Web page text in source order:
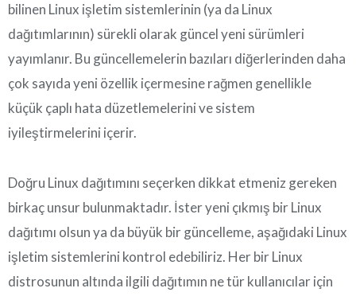
bilinen Linux işletim sistemlerinin (ya da Linux
dağıtımlarının) sürekli olarak güncel yeni sürümleri
yayımlanır. Bu güncellemelerin bazıları diğerlerinden daha
çok sayıda yeni özellik içermesine rağmen genellikle
küçük çaplı hata düzetlemelerini ve sistem
iyileştirmelerini içerir.
Doğru Linux dağıtımını seçerken dikkat etmeniz gereken
birkaç unsur bulunmaktadır. İster yeni çıkmış bir Linux
dağıtımı olsun ya da büyük bir güncelleme, aşağıdaki Linux
işletim sistemlerini kontrol edebiliriz. Her bir Linux
distrosunun altında ilgili dağıtımın ne tür kullanıcılar için